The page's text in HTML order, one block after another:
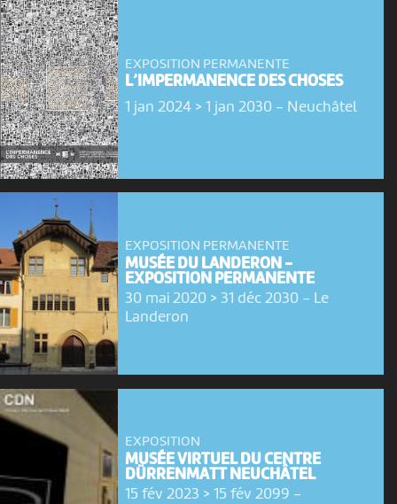
EXPOSITION PERMANENTE
L’IMPERMANENCE DES CHOSES
1 jan 2024 > 1 jan 2030- Neuchâtel
EXPOSITION PERMANENTE
MUSÉE DU LANDERON -
EXPOSITION PERMANENTE
30 mai 2020 > 31 déc 2030- Le
Landeron
EXPOSITION
MUSÉE VIRTUEL DU CENTRE
DÜRRENMATT NEUCHÂTEL
15 fév 2023 > 15 fév 2099 -